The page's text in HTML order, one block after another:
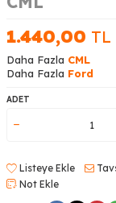
1.440,00 TL
Daha Fazla CML
Daha Fazla Ford
ADET
Listeye Ekle
Not Ekle